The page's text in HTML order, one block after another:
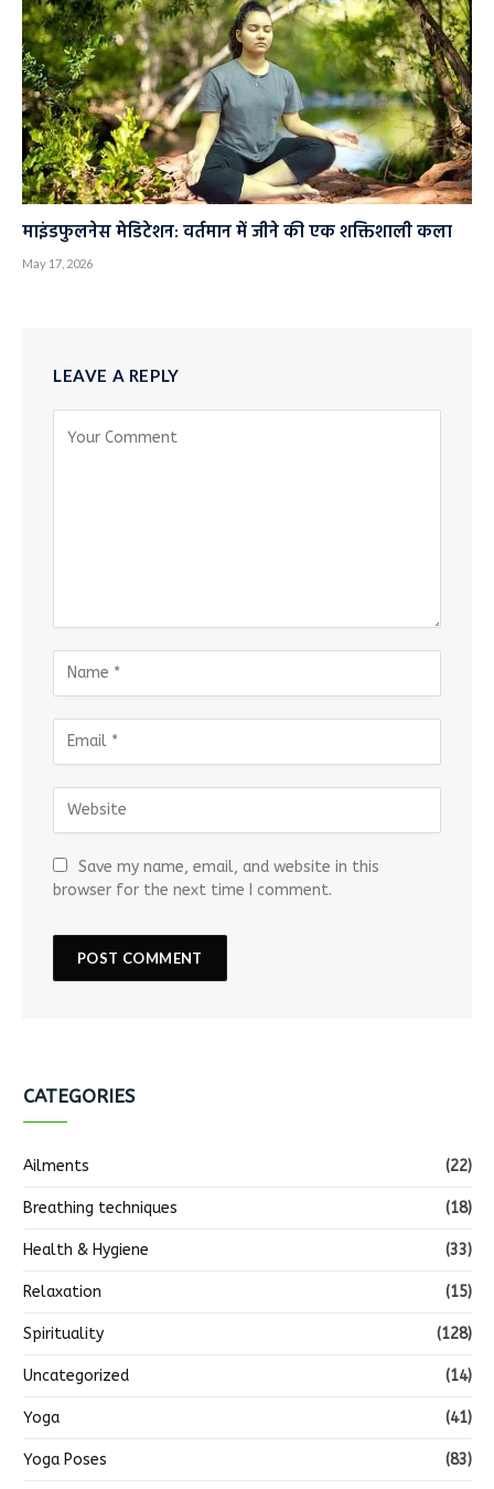
माइंडफुलनेस मेडिटेशन: वर्तमान में जीने की एक शक्तिशाली कला
May 17, 2026
LEAVE A REPLY
Save my name, email, and website in this
browser for the next time I comment.
CATEGORIES
Ailments (22)
Breathing techniques (18)
Health & Hygiene (33)
Relaxation (15)
Spirituality (128)
Uncategorized (14)
Yoga (41)
Yoga Poses (83)